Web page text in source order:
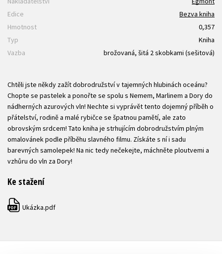
Edice
Bezva kniha
Hmotnost
0,357
Typ
Kniha
Vazba
brožovaná, šitá 2 skobkami (sešitová)
Chtěli jste někdy zažít dobrodružství v tajemných hlubinách oceánu?
Chopte se pastelek a ponořte se spolu s Nemem, Marlinem a Dory do
nádherných azurových vln! Nechte si vyprávět tento dojemný příběh o
přátelství, rodině a malé rybičce se špatnou pamětí, ale zato
obrovským srdcem! Tato kniha je strhujícím dobrodružstvím plným
omalovánek podle příběhu slavného filmu. Získáte s ní i sadu
barevných samolepek! Na nic tedy nečekejte, máchněte ploutvemi a
vzhůru do vln za Dory!
Ke stažení
PDF Ukázka.pdf